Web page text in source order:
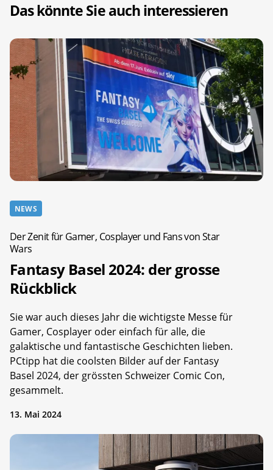
Das könnte Sie auch interessieren
NEWS
Der Zenit für Gamer, Cosplayer und Fans von Star
Wars
Fantasy Basel 2024: der grosse
Rückblick
Sie war auch dieses Jahr die wichtigste Messe für
Gamer, Cosplayer oder einfach für alle, die
galaktische und fantastische Geschichten lieben.
PCtipp hat die coolsten Bilder auf der Fantasy
Basel 2024, der grössten Schweizer Comic Con,
gesammelt.
13. Mai 2024